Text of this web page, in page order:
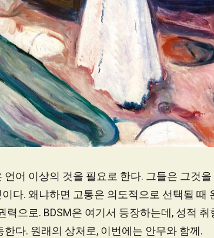
언어 이상의 것을 필요로 한다. 그들은 그것
다. 왜냐하면 고통은 의도적으로 선택될 때
력으로. BDSM은 여기서 등장하는데, 성적
한다. 원래의 상처로, 이번에는 안무와 함께.